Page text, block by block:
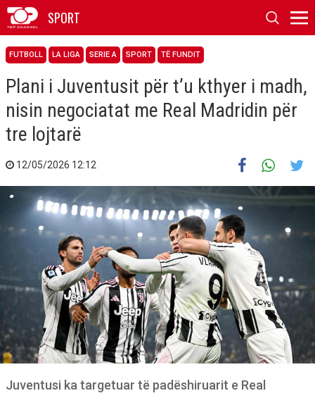
SPORT
FUTBOLL LA LIGA SERIE A SPORT TË FUNDIT
Plani i Juventusit për t’u kthyer i madh,
nisin negociatat me Real Madridin për
tre lojtarë
12/05/2026 12:12
Juventusi ka targetuar të padëshiruarit e Real